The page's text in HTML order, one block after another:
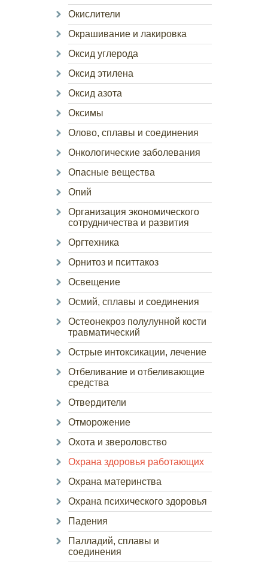
Окислители
Окрашивание и лакировка
Оксид углерода
Оксид этилена
Оксид азота
Оксимы
Олово, сплавы и соединения
Онкологические заболевания
Опасные вещества
Опий
Организация экономического
сотрудничества и развития
Оргтехника
Орнитоз и пситтакоз
Освещение
Осмий, сплавы и соединения
Остеонекроз полулунной кости
травматический
Острые интоксикации, лечение
Отбеливание и отбеливающие
средства
Отвердители
Отморожение
Охота и звероловство
Охрана здоровья работающих
Охрана материнства
Охрана психического здоровья
Падения
Палладий, сплавы и
соединения